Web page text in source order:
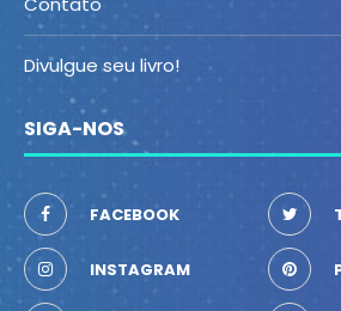
Divulgue seu livro!
SIGA-NOS
FACEBOOK
INSTAGRAM